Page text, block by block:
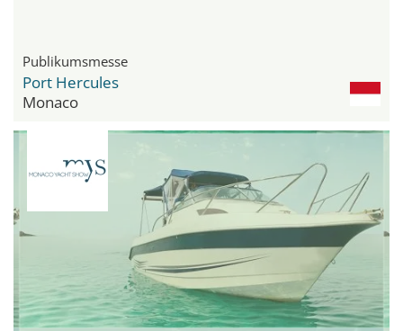
Publikumsmesse
Port Hercules
Monaco